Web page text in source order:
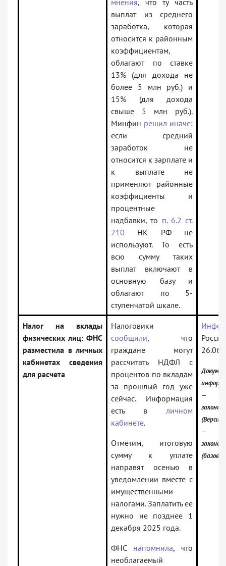
мнения, что ту часть
выплат из среднего
заработка, которая
относится к районным
коэффициентам,
облагают по ставке
13% (для дохода не
более 5 млн руб.) и
15% (для дохода
свыше 5 млн руб.).
Минфин решил иначе:
если средний
заработок не
относится к зарплате и
к выплате не
применяют районные
коэффициенты и
процентные
надбавки, то п. 6.2 ст.
210 НК РФ не
используют. То есть
всю сумму таких
выплат включают в
основную базу и
облагают по 5-
ступенчатой шкале.
Налог на вклады
физических лиц: ФНС
разместила в личных
кабинетах сведения
для расчета
Налоговики
сообщили, что
граждане могут
рассчитать НДФЛ с
процентов по вкладам
за прошлый год уже
сейчас. Информация
есть в личном
кабинете.
Отметим, итоговую
сумму к уплате
направят осенью в
уведомлении вместе с
имущественными
налогами. Заплатить ее
нужно не позднее 1
декабря 2025 года.
ФНС напомнила, что
необлагаемый
—
(Версия
—